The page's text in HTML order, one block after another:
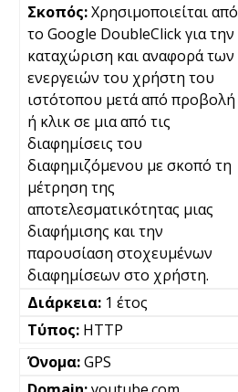
Χρησιμοποιείται από
το Google DoubleClick για την
καταχώριση και αναφορά των
ενεργειών του χρήστη του
ιστότοπου μετά από προβολή
ή κλικ σε μια από τις
διαφημίσεις του
διαφημιζόμενου με σκοπό τη
μέτρηση της
αποτελεσματικότητας μιας
διαφήμισης και την
παρουσίαση στοχευμένων
διαφημίσεων στο χρήστη.
1 έτος
HTTP
GPS